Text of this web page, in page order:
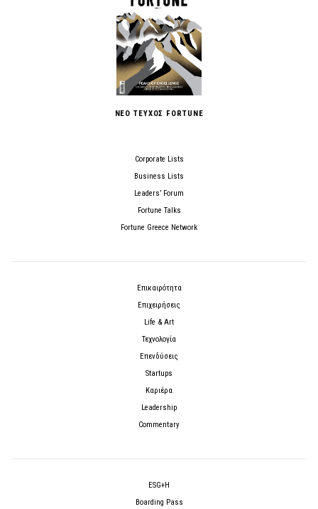
ΝΕΟ ΤΕΥΧΟΣ FORTUNE
Corporate Lists
Business Lists
Leaders’ Forum
Fortune Talks
Fortune Greece Network
Επικαιρότητα
Επιχειρήσεις
Life & Art
Τεχνολογία
Επενδύσεις
Startups
Καριέρα
Leadership
Commentary
ESG+H
Boarding Pass